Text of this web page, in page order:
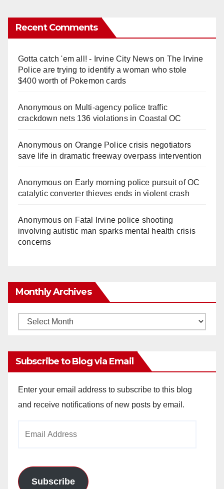
V
i
o
Recent Comments
Gotta catch 'em all! - Irvine City Newson The Irvine
Police are trying to identify a woman who stole
$400 worth of Pokemon cards
Anonymouson Multi‑agency police traffic
crackdown nets 136 violations in Coastal OC
Anonymouson Orange Police crisis negotiators
save life in dramatic freeway overpass intervention
Anonymouson Early morning police pursuit of OC
catalytic converter thieves ends in violent crash
Anonymouson Fatal Irvine police shooting
involving autistic man sparks mental health crisis
concerns
Monthly Archives
Monthly
Subscribe to Blog via Email
Enter your email address to subscribe to this blog
and receive notifications of new posts by email.
Subscribe